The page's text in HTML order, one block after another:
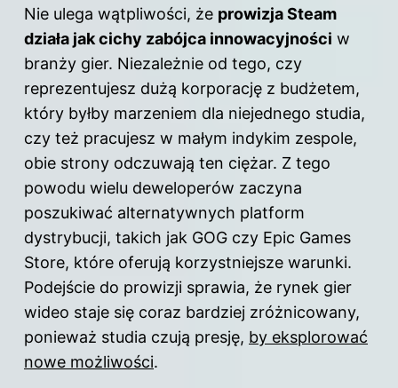
Nie ulega wątpliwości, że prowizja Steam
działa jak cichy zabójca innowacyjności w
branży gier. Niezależnie od tego, czy
reprezentujesz dużą korporację z budżetem,
który byłby marzeniem dla niejednego studia,
czy też pracujesz w małym indykim zespole,
obie strony odczuwają ten ciężar. Z tego
powodu wielu deweloperów zaczyna
poszukiwać alternatywnych platform
dystrybucji, takich jak GOG czy Epic Games
Store, które oferują korzystniejsze warunki.
Podejście do prowizji sprawia, że rynek gier
wideo staje się coraz bardziej zróżnicowany,
ponieważ studia czują presję, by eksplorować
nowe możliwości.